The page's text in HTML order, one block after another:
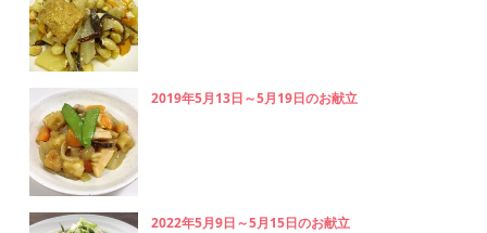
2019年5月13日～5月19日のお献立
2022年5月9日～5月15日のお献立